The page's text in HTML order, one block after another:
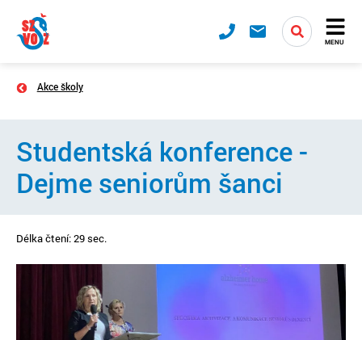
MENU
Akce školy
Studentská konference -
Dejme seniorům šanci
Délka čtení: 29 sec.